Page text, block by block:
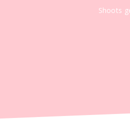
Shoots